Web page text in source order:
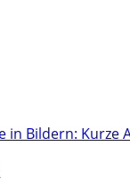
in Bildern: Kurze